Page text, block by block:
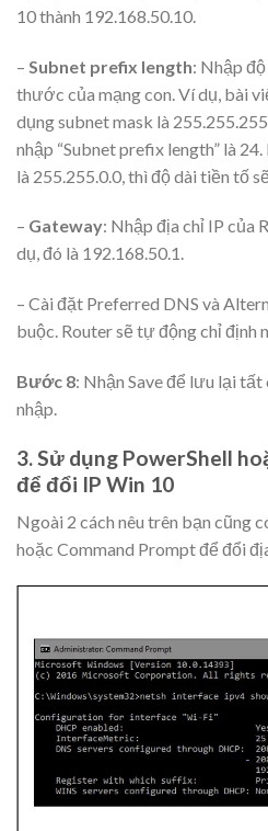
10 thành 192.168.50.10.
– Subnet prefix length: Nhập
thước của mạng con. Ví dụ, bài
dụng subnet mask là
nhập “Subnet prefix length” là
là 255.255.0.0, thì độ dài tiền tố sẽ
– Gateway: Nhập địa chỉ IP của
dụ, đó là 192.168.50.1.
– Cài đặt Preferred DNS và
buộc. Router sẽ tự động chỉ định
Bước 8: Nhận Save để lưu lại
nhập.
3. Sử dụng PowerShell
để đổi IP Win 10
Ngoài 2 cách nêu trên bạn cũng
hoặc Command Prompt để đổi